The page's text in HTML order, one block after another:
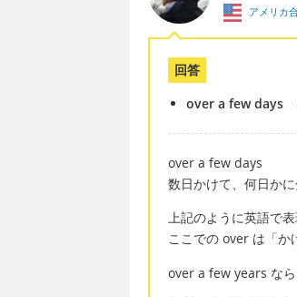
アメリカ
回答
over a few days
over a few days
数日かけて、何日か
上記のように英語で表
ここでの over は「か
over a few years なら